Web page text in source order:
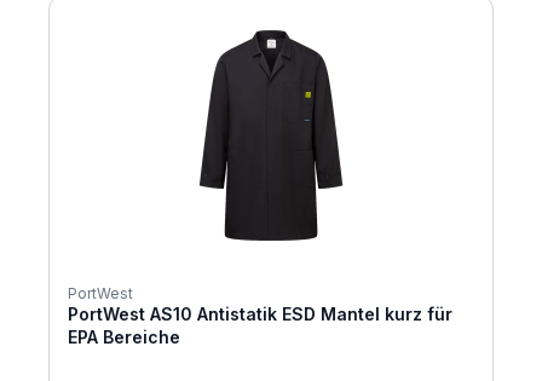
PortWest
PortWest AS10 Antistatik ESD Mantel kurz für
EPA Bereiche